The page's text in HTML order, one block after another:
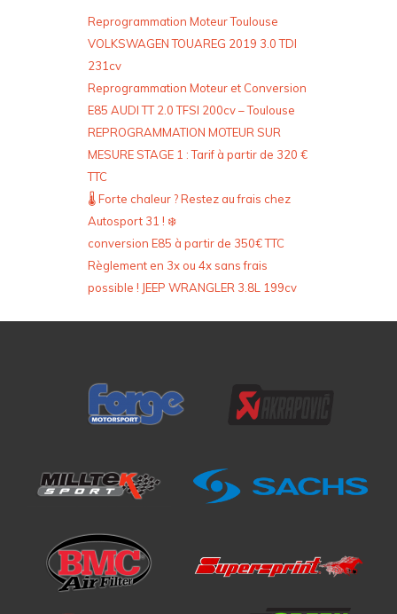
Reprogrammation Moteur Toulouse
VOLKSWAGEN TOUAREG 2019 3.0 TDI
231cv
Reprogrammation Moteur et Conversion
E85 AUDI TT 2.0 TFSI 200cv – Toulouse
REPROGRAMMATION MOTEUR SUR
MESURE STAGE 1 : Tarif à partir de 320 €
TTC
🌡️ Forte chaleur ? Restez au frais chez
Autosport 31 ! ❄️
conversion E85 à partir de 350€ TTC
Règlement en 3x ou 4x sans frais
possible ! JEEP WRANGLER 3.8L 199cv